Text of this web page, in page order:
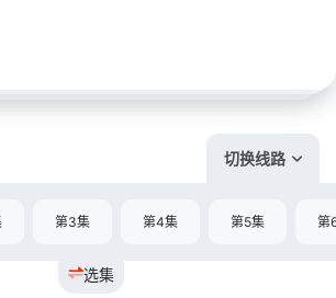
切换线路
选集
第3集 第4集 第5集 第